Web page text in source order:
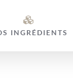
INGRÉDIENTS